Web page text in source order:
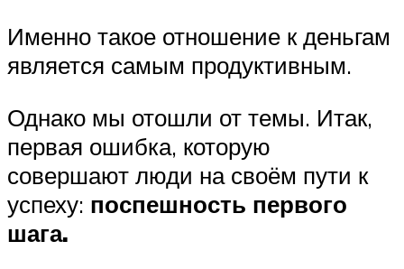
Именно такое отношение к деньгам
является самым продуктивным.
Однако мы отошли от темы. Итак,
первая ошибка, которую
совершают люди на своём пути к
успеху: поспешность первого
шага.